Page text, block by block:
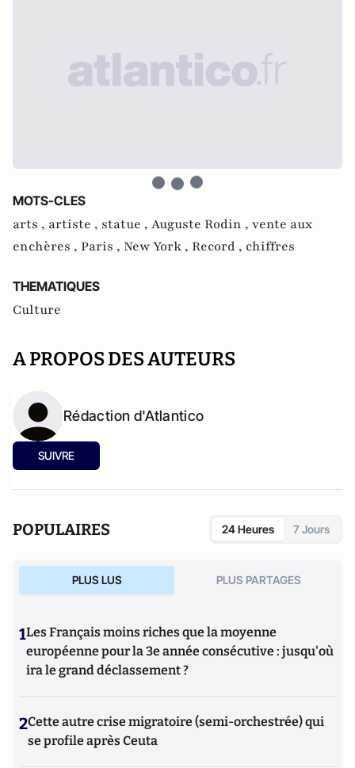
MOTS-CLES
arts , artiste , statue , Auguste Rodin , vente aux
enchères , Paris , New York , Record , chiffres
THEMATIQUES
Culture
A PROPOS DES AUTEURS
Rédaction d'Atlantico
SUIVRE
POPULAIRES 24 Heures 7 Jours
PLUS LUS PLUS PARTAGES
1Les Français moins riches que la moyenne
européenne pour la 3e année consécutive : jusqu'où
ira le grand déclassement ?
2Cette autre crise migratoire (semi-orchestrée) qui
se profile après Ceuta